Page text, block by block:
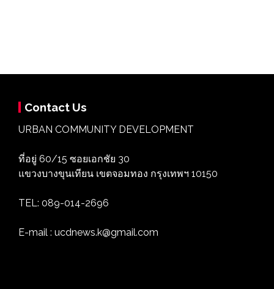
Contact Us
URBAN COMMUNITY DEVELOPMENT
ที่อยู่ 60/15 ซอยเอกชัย 30
แขวงบางขุนเทียน เขตจอมทอง กรุงเทพฯ 10150
TEL: 089-014-2696
E-mail : ucdnews.k@gmail.com